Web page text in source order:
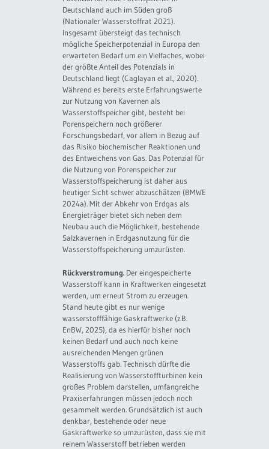
Deutschland auch im Süden groß
(Nationaler Wasserstoffrat 2021).
Insgesamt übersteigt das technisch
mögliche Speicherpotenzial in Europa den
erwarteten Bedarf um ein Vielfaches, wobei
der größte Anteil des Potenzials in
Deutschland liegt (Caglayan et al., 2020).
Während es bereits erste Erfahrungswerte
zur Nutzung von Kavernen als
Wasserstoffspeicher gibt, besteht bei
Porenspeichern noch größerer
Forschungsbedarf, vor allem in Bezug auf
das Risiko biochemischer Reaktionen und
des Entweichens von Gas. Das Potenzial für
die Nutzung von Porenspeicher zur
Wasserstoffspeicherung ist daher aus
heutiger Sicht schwer abzuschätzen (BMWE
2024a). Mit der Abkehr von Erdgas als
Energieträger bietet sich neben dem
Neubau auch die Möglichkeit, bestehende
Salzkavernen in Erdgasnutzung für die
Wasserstoffspeicherung umzurüsten.
Rückverstromung.Der eingespeicherte
Wasserstoff kann in Kraftwerken eingesetzt
werden, um erneut Strom zu erzeugen.
Stand heute gibt es nur wenige
wasserstofffähige Gaskraftwerke (z.B.
EnBW, 2025), da es hierfür bisher noch
keinen Bedarf und auch noch keine
ausreichenden Mengen grünen
Wasserstoffs gab. Technisch dürfte die
Realisierung von Wasserstoffturbinen kein
großes Problem darstellen, umfangreiche
Praxiserfahrungen müssen jedoch noch
gesammelt werden. Grundsätzlich ist auch
denkbar, bestehende oder neue
Gaskraftwerke so umzurüsten, dass sie mit
reinem Wasserstoff betrieben werden